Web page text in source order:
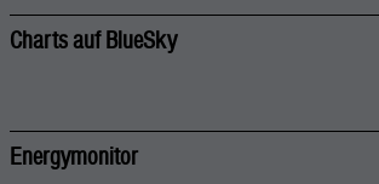
Charts auf BlueSky
Energymonitor